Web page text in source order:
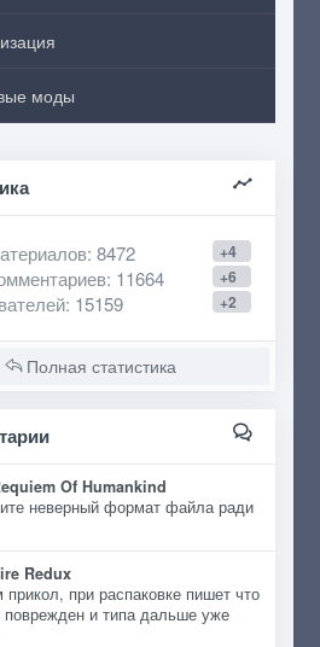
моды
+4
: 8472
+6
: 11664
+2
: 15159
Полная статистика
Of Humankind
неверный формат файла ради
Redux
прикол, при распаковке пишет что
поврежден и типа дальше уже